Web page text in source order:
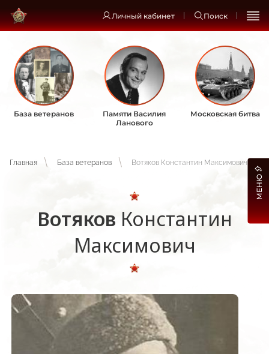
Личный кабинет Поиск
База ветеранов
Памяти Василия
Ланового
Московская битва
Главная База ветеранов Вотяков Константин Максимович
Вотяков Константин
Максимович
МЕНЮ